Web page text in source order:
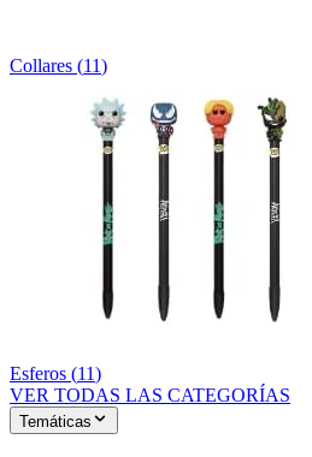
Collares (11)
Esferos (11)
VER TODAS LAS CATEGORÍAS
Temáticas